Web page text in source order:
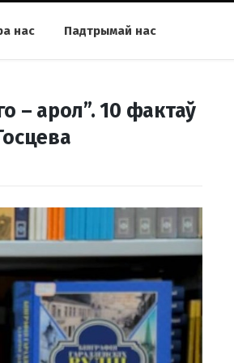
нас Падтрымай нас
– арол”. 10 фактаў